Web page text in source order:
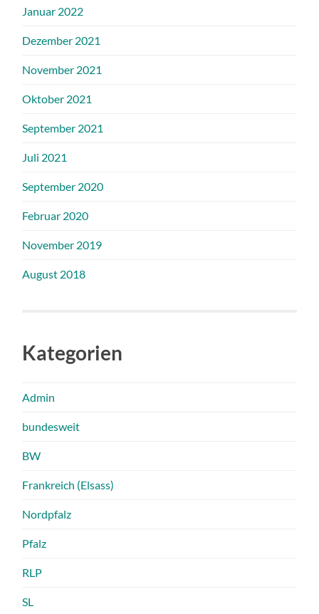
Januar 2022
Dezember 2021
November 2021
Oktober 2021
September 2021
Juli 2021
September 2020
Februar 2020
November 2019
August 2018
Kategorien
Admin
bundesweit
BW
Frankreich (Elsass)
Nordpfalz
Pfalz
RLP
SL